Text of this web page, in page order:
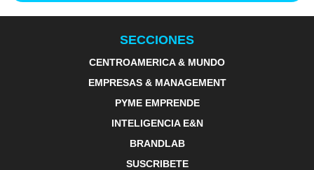
SECCIONES
CENTROAMERICA & MUNDO
EMPRESAS & MANAGEMENT
PYME EMPRENDE
INTELIGENCIA E&N
BRANDLAB
SUSCRIBETE